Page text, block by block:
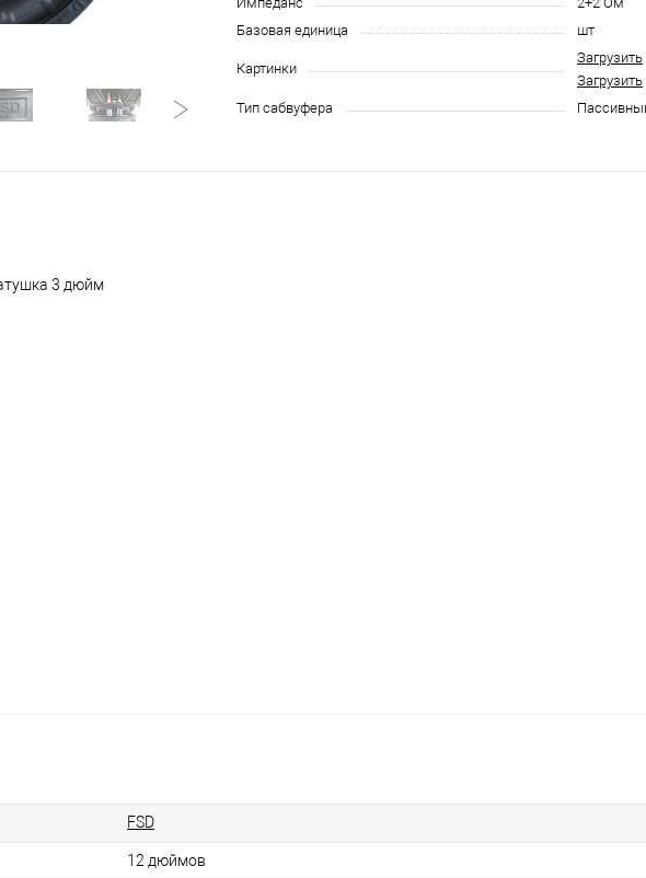
Базовая единица
шт
Картинки
Загрузить
Загрузить
Тип сабвуфера
3 дюйм
FSD
12 дюймов